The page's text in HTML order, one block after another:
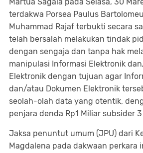
terdakwa Porsea Paulus
Muhammad Rajaf terbukti secara
telah bersalah melakukan tindak
dengan sengaja dan tanpa hak
manipulasi Informasi Elektronik
Elektronik dengan tujuan agar
dan/atau Dokumen Elektronik
seolah-olah data yang otentik,
penjara denda Rp1 Miliar subsider
Jaksa penuntut umum (JPU) dari
Magdalena pada dakwaan perkara